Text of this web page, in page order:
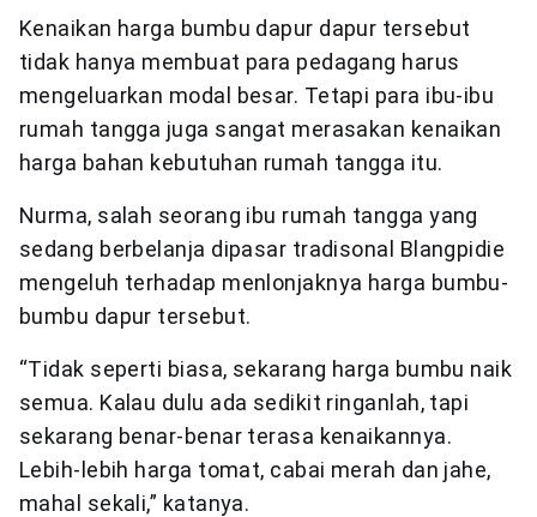
Kenaikan harga bumbu dapur dapur tersebut
tidak hanya membuat para pedagang harus
mengeluarkan modal besar. Tetapi para ibu-ibu
rumah tangga juga sangat merasakan kenaikan
harga bahan kebutuhan rumah tangga itu.
Nurma, salah seorang ibu rumah tangga yang
sedang berbelanja dipasar tradisonal Blangpidie
mengeluh terhadap menlonjaknya harga bumbu-
bumbu dapur tersebut.
“Tidak seperti biasa, sekarang harga bumbu naik
semua. Kalau dulu ada sedikit ringanlah, tapi
sekarang benar-benar terasa kenaikannya.
Lebih-lebih harga tomat, cabai merah dan jahe,
mahal sekali,” katanya.